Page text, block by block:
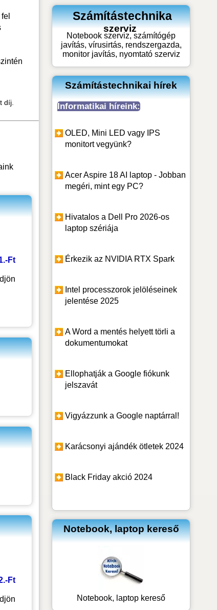
díj.
Ft
Ft
Számítástechnika
szerviz
Notebook szerviz, számítógép
javítás, vírusirtás, rendszergazda,
monitor javítás, nyomtató szerviz
Számítástechnikai hírek
Informatikai híreink:
OLED, Mini LED vagy IPS
monitort vegyünk?
Acer Aspire 18 AI laptop - Jobban
megéri, mint egy PC?
Hivatalos a Dell Pro 2026-os
laptop szériája
Érkezik az NVIDIA RTX Spark
Intel processzorok jelöléseinek
jelentése 2025
A Word a mentés helyett törli a
dokumentumokat
Ellophatják a Google fiókunk
jelszavát
Vigyázzunk a Google naptárral!
Karácsonyi ajándék ötletek 2024
Black Friday akció 2024
Notebook, laptop kereső
Notebook, laptop kereső